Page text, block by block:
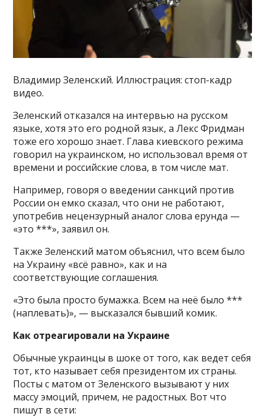
Владимир Зеленский. Иллюстрация: стоп-кадр
видео.
Зеленский отказался на интервью на русском
языке, хотя это его родной язык, а Лекс Фридман
тоже его хорошо знает. Глава киевского режима
говорил на украинском, но использовал время от
времени и российские слова, в том числе мат.
Например, говоря о введении санкций против
России он емко сказал, что они не работают,
употребив нецензурный аналог слова ерунда —
«это ***», заявил он.
Также Зеленский матом объяснил, что всем было
на Украину «всё равно», как и на
соответствующие соглашения.
«Это была просто бумажка. Всем на неё было ***
(наплевать)», — высказался бывший комик.
Как отреагировали на Украине
Обычные украинцы в шоке от того, как ведет себя
тот, кто называет себя президентом их страны.
Посты с матом от Зеленского вызывают у них
массу эмоций, причем, не радостных. Вот что
пишут в сети: